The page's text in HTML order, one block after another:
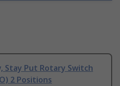
Stay Put Rotary Switch
2 Positions